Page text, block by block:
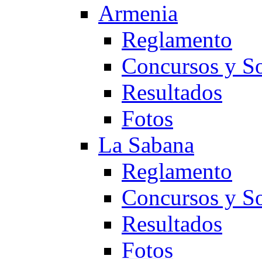
Armenia
Reglamento
Concursos y
Resultados
Fotos
La Sabana
Reglamento
Concursos y
Resultados
Fotos